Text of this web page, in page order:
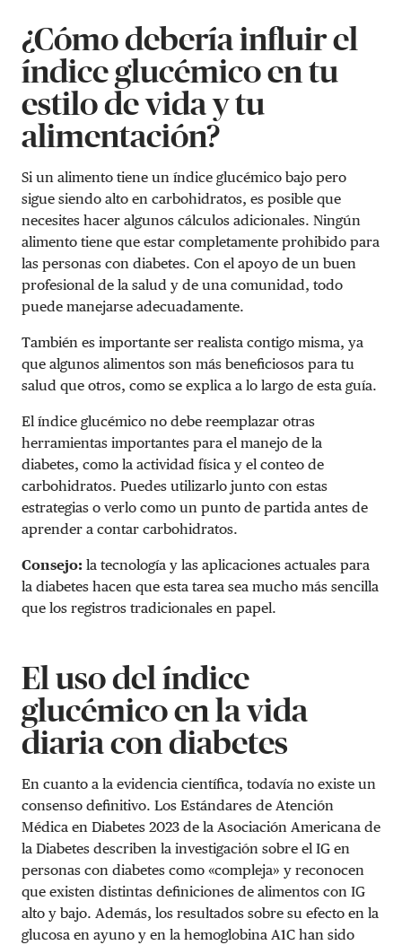
¿Cómo debería influir el
índice glucémico en tu
estilo de vida y tu
alimentación?
Si un alimento tiene un índice glucémico bajo pero
sigue siendo alto en carbohidratos, es posible que
necesites hacer algunos cálculos adicionales. Ningún
alimento tiene que estar completamente prohibido para
las personas con diabetes. Con el apoyo de un buen
profesional de la salud y de una comunidad, todo
puede manejarse adecuadamente.
También es importante ser realista contigo misma, ya
que algunos alimentos son más beneficiosos para tu
salud que otros, como se explica a lo largo de esta guía.
El índice glucémico no debe reemplazar otras
herramientas importantes para el manejo de la
diabetes, como la actividad física y el conteo de
carbohidratos. Puedes utilizarlo junto con estas
estrategias o verlo como un punto de partida antes de
aprender a contar carbohidratos.
Consejo: la tecnología y las aplicaciones actuales para
la diabetes hacen que esta tarea sea mucho más sencilla
que los registros tradicionales en papel.
El uso del índice
glucémico en la vida
diaria con diabetes
En cuanto a la evidencia científica, todavía no existe un
consenso definitivo. Los Estándares de Atención
Médica en Diabetes 2023 de la Asociación Americana de
la Diabetes describen la investigación sobre el IG en
personas con diabetes como «compleja» y reconocen
que existen distintas definiciones de alimentos con IG
alto y bajo. Además, los resultados sobre su efecto en la
glucosa en ayuno y en la hemoglobina A1C han sido